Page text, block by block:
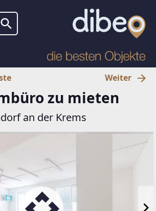
Weiter
zu mieten
an der Krems